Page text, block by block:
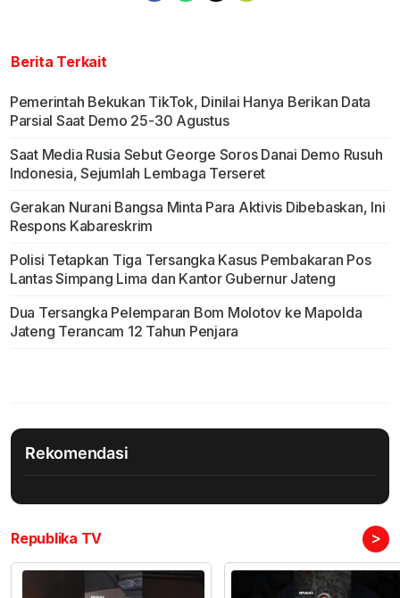
Berita Terkait
Pemerintah Bekukan TikTok, Dinilai Hanya Berikan Data
Parsial Saat Demo 25-30 Agustus
Saat Media Rusia Sebut George Soros Danai Demo Rusuh
Indonesia, Sejumlah Lembaga Terseret
Gerakan Nurani Bangsa Minta Para Aktivis Dibebaskan, Ini
Respons Kabareskrim
Polisi Tetapkan Tiga Tersangka Kasus Pembakaran Pos
Lantas Simpang Lima dan Kantor Gubernur Jateng
Dua Tersangka Pelemparan Bom Molotov ke Mapolda
Jateng Terancam 12 Tahun Penjara
Rekomendasi
Republika TV >